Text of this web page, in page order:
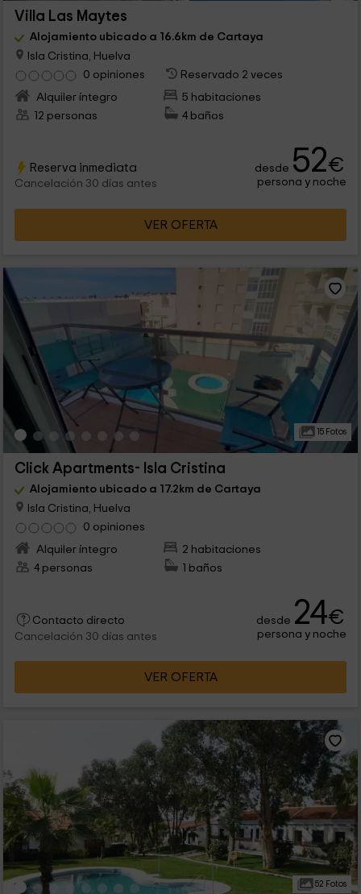
Villa Las Maytes
Alojamiento ubicado a 16.6km de Cartaya
Isla Cristina, Huelva
0 opiniones
Reservado 2 veces
Alquiler íntegro
5 habitaciones
12 personas
4 baños
Reserva inmediata
Cancelación 30 días antes
desde 52€
persona y noche
VER OFERTA
15 Fotos
Click Apartments- Isla Cristina
Alojamiento ubicado a 17.2km de Cartaya
Isla Cristina, Huelva
0 opiniones
Alquiler íntegro
2 habitaciones
4 personas
1 baños
Contacto directo
Cancelación 30 días antes
desde 24€
persona y noche
VER OFERTA
52 Fotos